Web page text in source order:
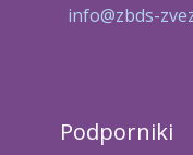
info@zbds-
Podporniki